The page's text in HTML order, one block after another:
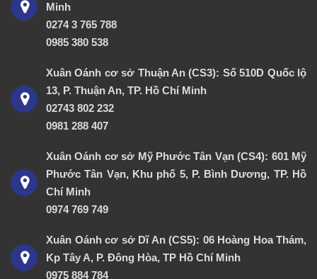
Minh
0274 3 765 788
0985 380 538
Xuân Oánh cơ sở Thuận An (CS3): Số 510D Quốc lộ
13, P. Thuận An, TP. Hồ Chí Minh
02743 802 232
0981 288 407
Xuân Oánh cơ sở Mỹ Phước Tân Vạn (CS4): 601 Mỹ
Phước Tân Vạn, Khu phố 5, P. Bình Dương, TP. Hồ
Chí Minh
0974 769 749
Xuân Oánh cơ sở Dĩ An (CS5): 06 Hoàng Hoa Thám,
Kp Tây A, P. Đông Hòa, TP Hồ Chí Minh
0975 884 784